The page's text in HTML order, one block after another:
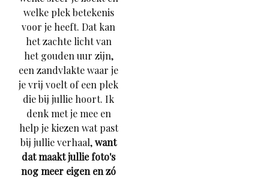
welke plek betekenis
voor je heeft. Dat kan
het zachte licht van
het gouden uur zijn,
een zandvlakte waar je
je vrij voelt of een plek
die bij jullie hoort. Ik
denk met je mee en
help je kiezen wat past
bij jullie verhaal,want
dat maakt jullie foto's
nog meer eigen en zó